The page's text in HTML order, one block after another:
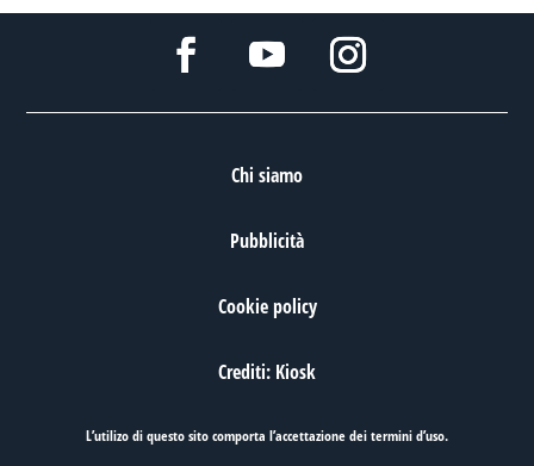
Chi siamo
Pubblicità
Cookie policy
Crediti: Kiosk
L’utilizo di questo sito comporta l’accettazione deitermini d’uso.